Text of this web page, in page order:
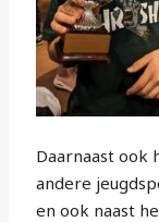
Daarnaast ook
andere
en ook naast